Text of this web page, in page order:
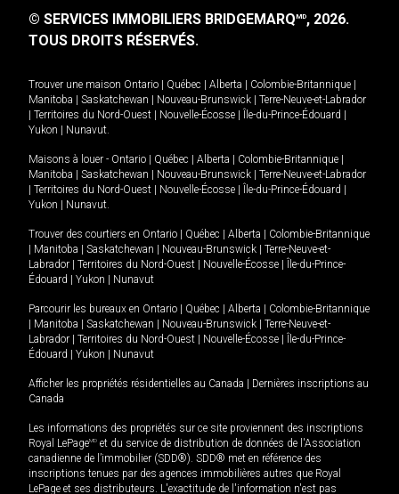
© SERVICES IMMOBILIERS BRIDGEMARQMD, 2026.
TOUS DROITS RÉSERVÉS.
Trouver une maison Ontario Québec Alberta Colombie-Britannique
Manitoba
Saskatchewan Nouveau-Brunswick
Terre-Neuve-et-Labrador
Territoires du Nord-Ouest Nouvelle-Écosse Île-du-Prince-Édouard
Yukon
Nunavut.
Maisons à louer - Ontario Québec Alberta Colombie-Britannique
Manitoba
Saskatchewan Nouveau-Brunswick
Terre-Neuve-et-Labrador
Territoires du Nord-Ouest Nouvelle-Écosse Île-du-Prince-Édouard
Yukon
Nunavut.
Trouver des courtiers en Ontario Québec Alberta
Colombie-Britannique
Manitoba Saskatchewan Nouveau-Brunswick
Terre-Neuve-et-
Labrador
Territoires du Nord-Ouest Nouvelle-Écosse
Île-du-Prince-
Édouard
Yukon Nunavut
Parcourir les bureaux en Ontario Québec Alberta
Colombie-Britannique
Manitoba Saskatchewan Nouveau-Brunswick
Terre-Neuve-et-
Labrador
Territoires du Nord-Ouest Nouvelle-Écosse
Île-du-Prince-
Édouard
Yukon Nunavut
Afficher les propriétés résidentielles au Canada
Dernières inscriptions au
Canada
Les informations des propriétés sur ce site proviennent des inscriptions
Royal LePageMD et du service de distribution de données de l'Association
canadienne de l’immobilier (SDD®). SDD® met en référence des
inscriptions tenues par des agences immobilières autres que Royal
LePage et ses distributeurs. L'exactitude de l'information n'est pas